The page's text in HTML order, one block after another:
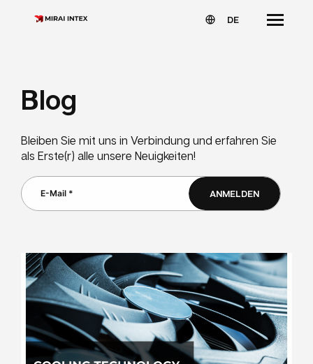
DE
Blog
Bleiben Sie mit uns in Verbindung und erfahren Sie
als Erste(r) alle unsere Neuigkeiten!
ANMELDEN